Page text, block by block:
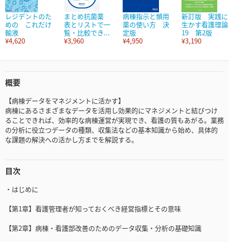
レジデントのた
めの これだけ
輸液
¥4,620
まとめ抗菌薬
表とリストで一
覧・比較でき...
¥3,960
病棟指示と頻用
薬の使い方 決
定版
¥4,950
新訂版 実践に
生かす看護理論
19 第2版
¥3,190
概要
【病棟データをマネジメントに活かす】
病棟にあるさまざまなデータを活用し効果的にマネジメントと結びつけ
ることできれば、効率的な病棟運営が実現でき、看護の質もあがる。業務
の分析に役立つデータの種類、収集法などの基本知識から始め、具体的
な課題の解決への活かし方までを解説する。
目次
・はじめに
【第1章】看護管理者が知っておくべき経営指標とその意味
【第2章】病棟・看護部改善のためのデータ収集・分析の基礎知識